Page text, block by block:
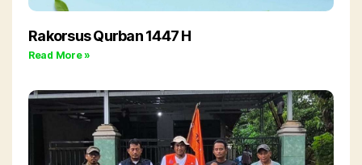
Rakorsus Qurban 1447 H
Read More »